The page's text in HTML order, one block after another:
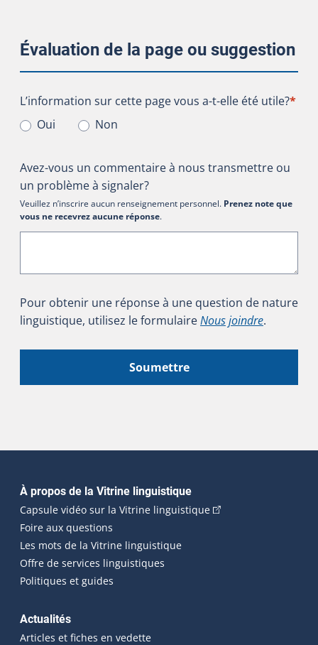
Évaluation de la page ou suggestion
L’information sur cette page vous a-t-elle été utile?
L’information sur cette page vous a-t-elle été utile?*
Oui
Non
Avez-vous un commentaire à nous transmettre ou
un problème à signaler?
Veuillez n’inscrire aucun renseignement personnel. Prenez note que
vous ne recevrez aucune réponse.
Pour obtenir une réponse à une question de nature
linguistique, utilisez le formulaireNous joindre.
Soumettre
Navigation principale
À propos de la Vitrine linguistique
Capsule vidéo sur la Vitrine linguistique(Cet hyperlien
Foire aux questions
Les mots de la Vitrine linguistique
Offre de services linguistiques
Politiques et guides
Actualités
Articles et fiches en vedette